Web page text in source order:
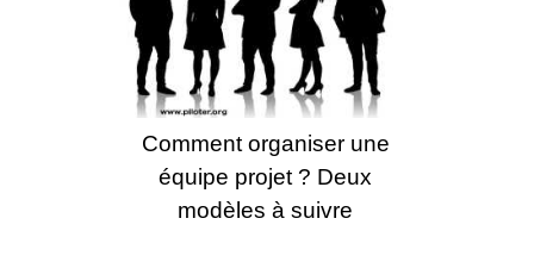
Comment organiser une
équipe projet ? Deux
modèles à suivre